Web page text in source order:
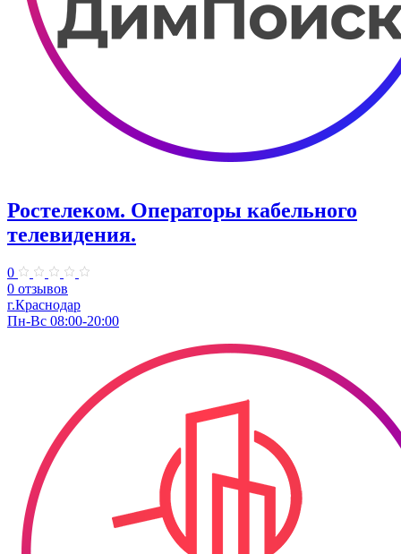
Ростелеком. Операторы кабельного
телевидения.
0
0 отзывов
г.Краснодар
Пн-Вс 08:00-20:00